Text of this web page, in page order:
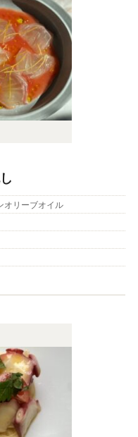
オリーブオイル